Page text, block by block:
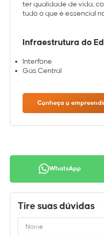
ter qualidade de vida,
tudo o que é essencial
Infraestrutura do
Interfone
Gás Central
Conheça o
WhatsApp
Tire suas dúvidas